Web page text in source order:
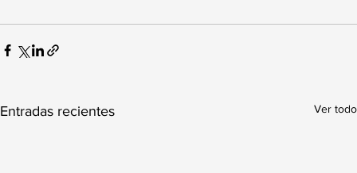
Entradas recientes Ver todo